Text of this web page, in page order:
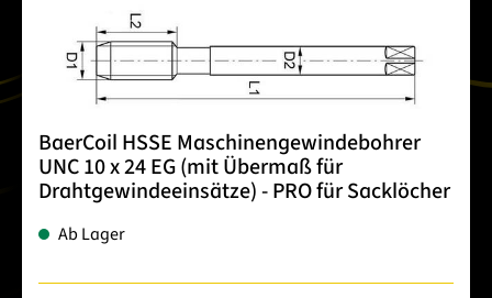
BaerCoil HSSE Maschinengewindebohrer
UNC 10 x 24 EG (mit Übermaß für
Drahtgewindeeinsätze) - PRO für Sacklöcher
Ab Lager